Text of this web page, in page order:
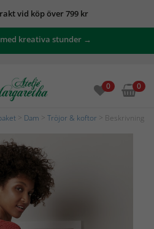
vid köp över 799 kr
kreativa stunder →
0 0
Dam Tröjor & koftor > Beskrivning